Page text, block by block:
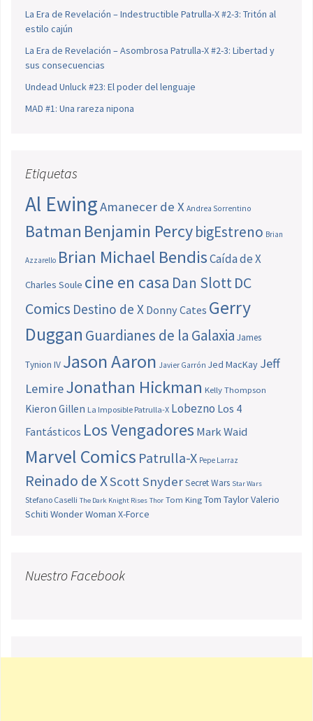
La Era de Revelación – Indestructible Patrulla-X #2-3: Tritón al
estilo cajún
La Era de Revelación – Asombrosa Patrulla-X #2-3: Libertad y
sus consecuencias
Undead Unluck #23: El poder del lenguaje
MAD #1: Una rareza nipona
Etiquetas
Al EwingAmanecer de X Andrea Sorrentino
Batman Benjamin PercybigEstreno Brian
Azzarello Brian Michael BendisCaída de X
Charles Soule cine en casa Dan SlottDC
Comics Destino de X Donny Cates Gerry
Duggan Guardianes de la Galaxia James
Tynion IV Jason Aaron Javier Garrón Jed MacKay Jeff
LemireJonathan Hickman Kelly Thompson
Kieron Gillen La Imposible Patrulla-X Lobezno Los 4
Fantásticos Los Vengadores Mark Waid
Marvel Comics Patrulla-X Pepe Larraz
Reinado de XScott SnyderSecret Wars Star Wars
Stefano Caselli The Dark Knight Rises Thor Tom King Tom TaylorValerio
Schiti Wonder Woman X-Force
Nuestro Facebook